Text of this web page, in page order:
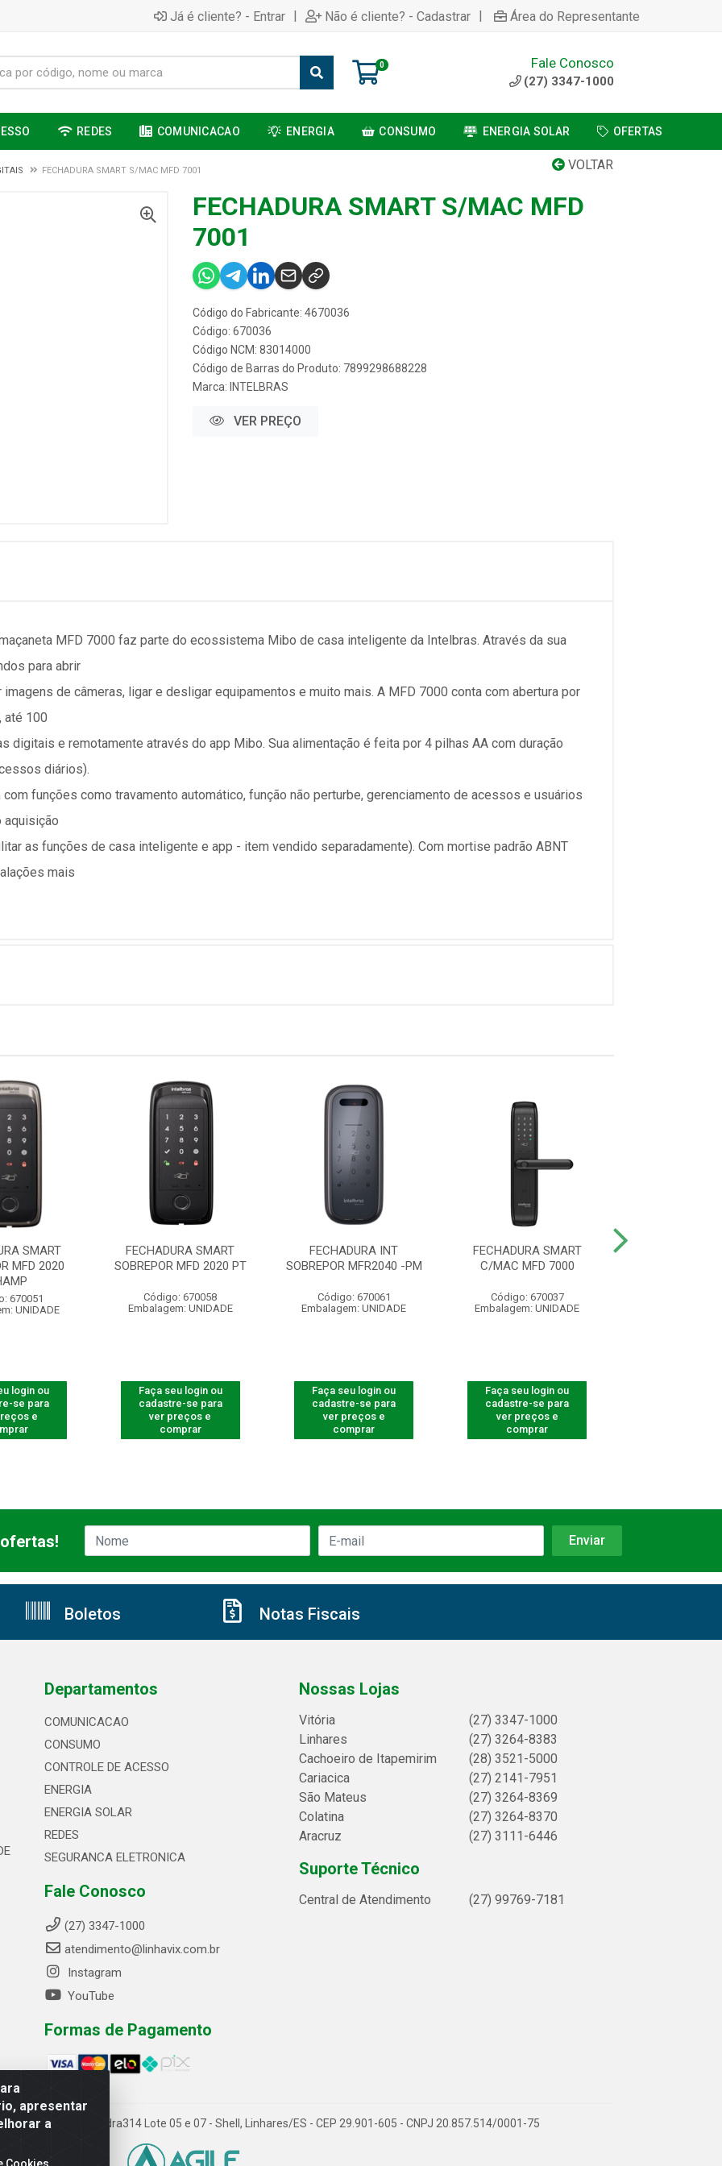
Já é cliente? - Entrar | Não é cliente? - Cadastrar | Área do Representante
0 Fale Conosco
(27) 3347-1000
REDES COMUNICACAO ENERGIA CONSUMO ENERGIA SOLAR OFERTAS
VOLTAR
FECHADURA SMART S/MAC MFD 7001
FECHADURA SMART S/MAC MFD
7001
Código do Fabricante: 4670036
Código: 670036
Código NCM: 83014000
Código de Barras do Produto: 7899298688228
Marca: INTELBRAS
VER PREÇO
MFD 7000 faz parte do ecossistema Mibo de casa inteligente da Intelbras. Através da sua
para abrir
de câmeras, ligar e desligar equipamentos e muito mais. A MFD 7000 conta com abertura por
até 100
digitais e remotamente através do app Mibo. Sua alimentação é feita por 4 pilhas AA com duração
diários).
funções como travamento automático, função não perturbe, gerenciamento de acessos e usuários
aquisição
as funções de casa inteligente e app - item vendido separadamente). Com mortise padrão ABNT
mais
SMART
MFD 2020
670051
UNIDADE
login ou
se para
e
FECHADURA SMART
SOBREPOR MFD 2020 PT
Código: 670058
Embalagem: UNIDADE
Faça seu login ou
cadastre-se para
ver preços e
comprar
FECHADURA INT
SOBREPOR MFR2040 -PM
Código: 670061
Embalagem: UNIDADE
Faça seu login ou
cadastre-se para
ver preços e
comprar
FECHADURA SMART
C/MAC MFD 7000
Código: 670037
Embalagem: UNIDADE
Faça seu login ou
cadastre-se para
ver preços e
comprar
apresentar
a
Cookies
Boletos Notas Fiscais
Departamentos
COMUNICACAO
CONSUMO
CONTROLE DE ACESSO
ENERGIA
ENERGIA SOLAR
REDES
SEGURANCA ELETRONICA
Fale Conosco
(27) 3347-1000
atendimento@linhavix.com.br
Instagram
YouTube
Formas de Pagamento
Nossas Lojas
Vitória
(27) 3347-1000
Linhares
(27) 3264-8383
Cachoeiro de Itapemirim
(28) 3521-5000
Cariacica
(27) 2141-7951
São Mateus
(27) 3264-8369
Colatina
(27) 3264-8370
Aracruz
(27) 3111-6446
Suporte Técnico
Central de Atendimento (27) 99769-7181
Alegre, 2521 - Quadra314 Lote 05 e 07 - Shell, Linhares/ES - CEP 29.901-605 - CNPJ 20.857.514/0001-75